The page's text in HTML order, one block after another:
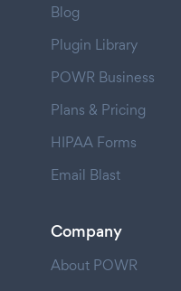
Blog
Plugin Library
POWR Business
Plans & Pricing
HIPAA Forms
Email Blast
Company
About POWR